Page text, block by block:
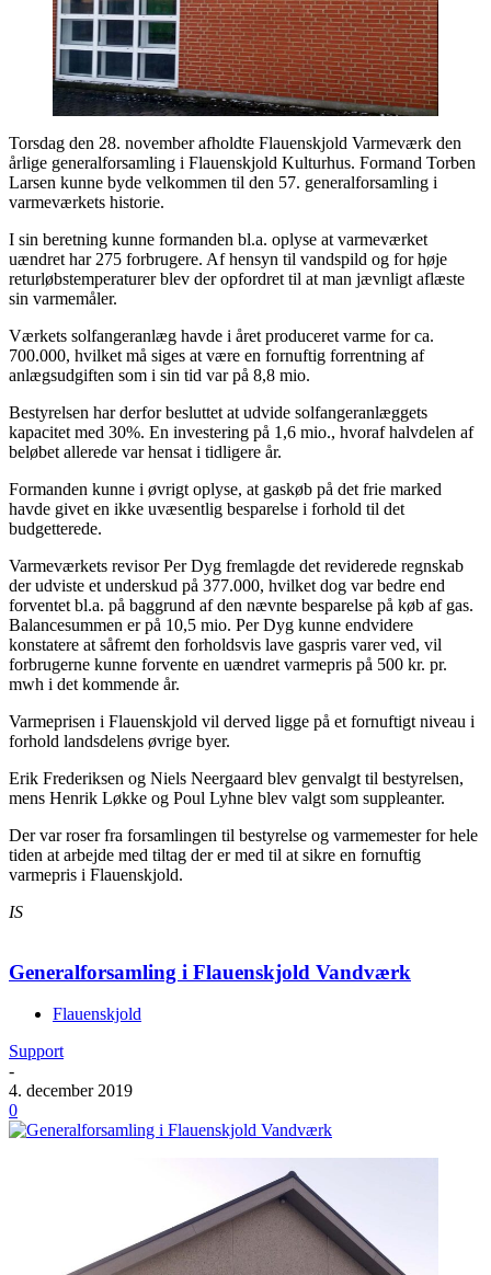
Torsdag den 28. november afholdte Flauenskjold Varmeværk den
årlige generalforsamling i Flauenskjold Kulturhus. Formand Torben
Larsen kunne byde velkommen til den 57. generalforsamling i
varmeværkets historie.
I sin beretning kunne formanden bl.a. oplyse at varmeværket
uændret har 275 forbrugere. Af hensyn til vandspild og for høje
returløbstemperaturer blev der opfordret til at man jævnligt aflæste
sin varmemåler.
Værkets solfangeranlæg havde i året produceret varme for ca.
700.000, hvilket må siges at være en fornuftig forrentning af
anlægsudgiften som i sin tid var på 8,8 mio.
Bestyrelsen har derfor besluttet at udvide solfangeranlæggets
kapacitet med 30%. En investering på 1,6 mio., hvoraf halvdelen af
beløbet allerede var hensat i tidligere år.
Formanden kunne i øvrigt oplyse, at gaskøb på det frie marked
havde givet en ikke uvæsentlig besparelse i forhold til det
budgetterede.
Varmeværkets revisor Per Dyg fremlagde det reviderede regnskab
der udviste et underskud på 377.000, hvilket dog var bedre end
forventet bl.a. på baggrund af den nævnte besparelse på køb af gas.
Balancesummen er på 10,5 mio. Per Dyg kunne endvidere
konstatere at såfremt den forholdsvis lave gaspris varer ved, vil
forbrugerne kunne forvente en uændret varmepris på 500 kr. pr.
mwh i det kommende år.
Varmeprisen i Flauenskjold vil derved ligge på et fornuftigt niveau i
forhold landsdelens øvrige byer.
Erik Frederiksen og Niels Neergaard blev genvalgt til bestyrelsen,
mens Henrik Løkke og Poul Lyhne blev valgt som suppleanter.
Der var roser fra forsamlingen til bestyrelse og varmemester for hele
tiden at arbejde med tiltag der er med til at sikre en fornuftig
varmepris i Flauenskjold.
IS
General­forsamling i Flauenskjold Vandværk
Flauenskjold
Support
-
4. december 2019
0